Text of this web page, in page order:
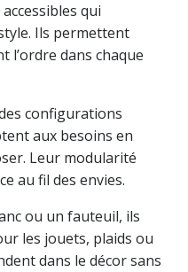
qui
Ils permettent
l’ordre dans chaque
configurations
aux besoins en
Leur modularité
au fil des envies.
ou un fauteuil, ils
les jouets, plaids ou
dans le décor sans